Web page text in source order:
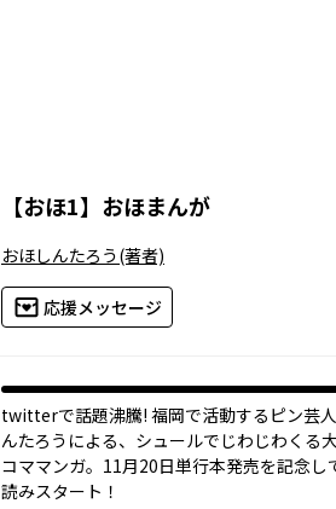
【おほ1】 おほまんが
おほしんたろう(著者)
応援メッセージ
twitterで話題沸騰! 福岡で活動するピン芸
んたろうによる、シュールでじわじわくる
コママンガ。11月20日単行本発売を記念し
読みスタート！